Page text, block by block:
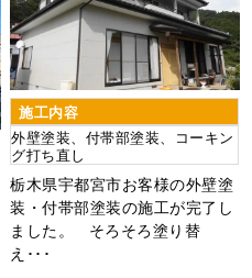
施工内容
外壁塗装、付帯部塗装、コーキン
グ打ち直し
栃木県宇都宮市お客様の外壁塗
装・付帯部塗装の施工が完了し
ました。 そろそろ塗り替
え･･･